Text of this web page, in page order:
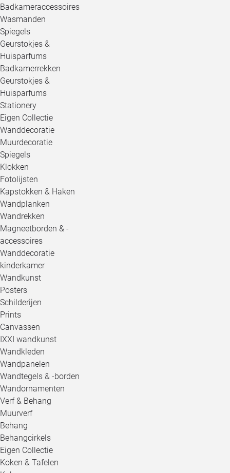
Badkameraccessoires
Wasmanden
Spiegels
Geurstokjes &
Huisparfums
Badkamerrekken
Geurstokjes &
Huisparfums
Stationery
Eigen Collectie
Wanddecoratie
Muurdecoratie
Spiegels
Klokken
Fotolijsten
Kapstokken & Haken
Wandplanken
Wandrekken
Magneetborden & -
accessoires
Wanddecoratie
kinderkamer
Wandkunst
Posters
Schilderijen
Prints
Canvassen
IXXI wandkunst
Wandkleden
Wandpanelen
Wandtegels & -borden
Wandornamenten
Verf & Behang
Muurverf
Behang
Behangcirkels
Eigen Collectie
Koken & Tafelen